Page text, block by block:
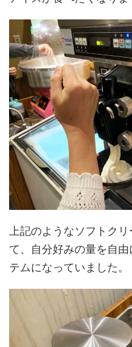
上記のようなソフトク
て、自分好みの量を自
テムになっていました。